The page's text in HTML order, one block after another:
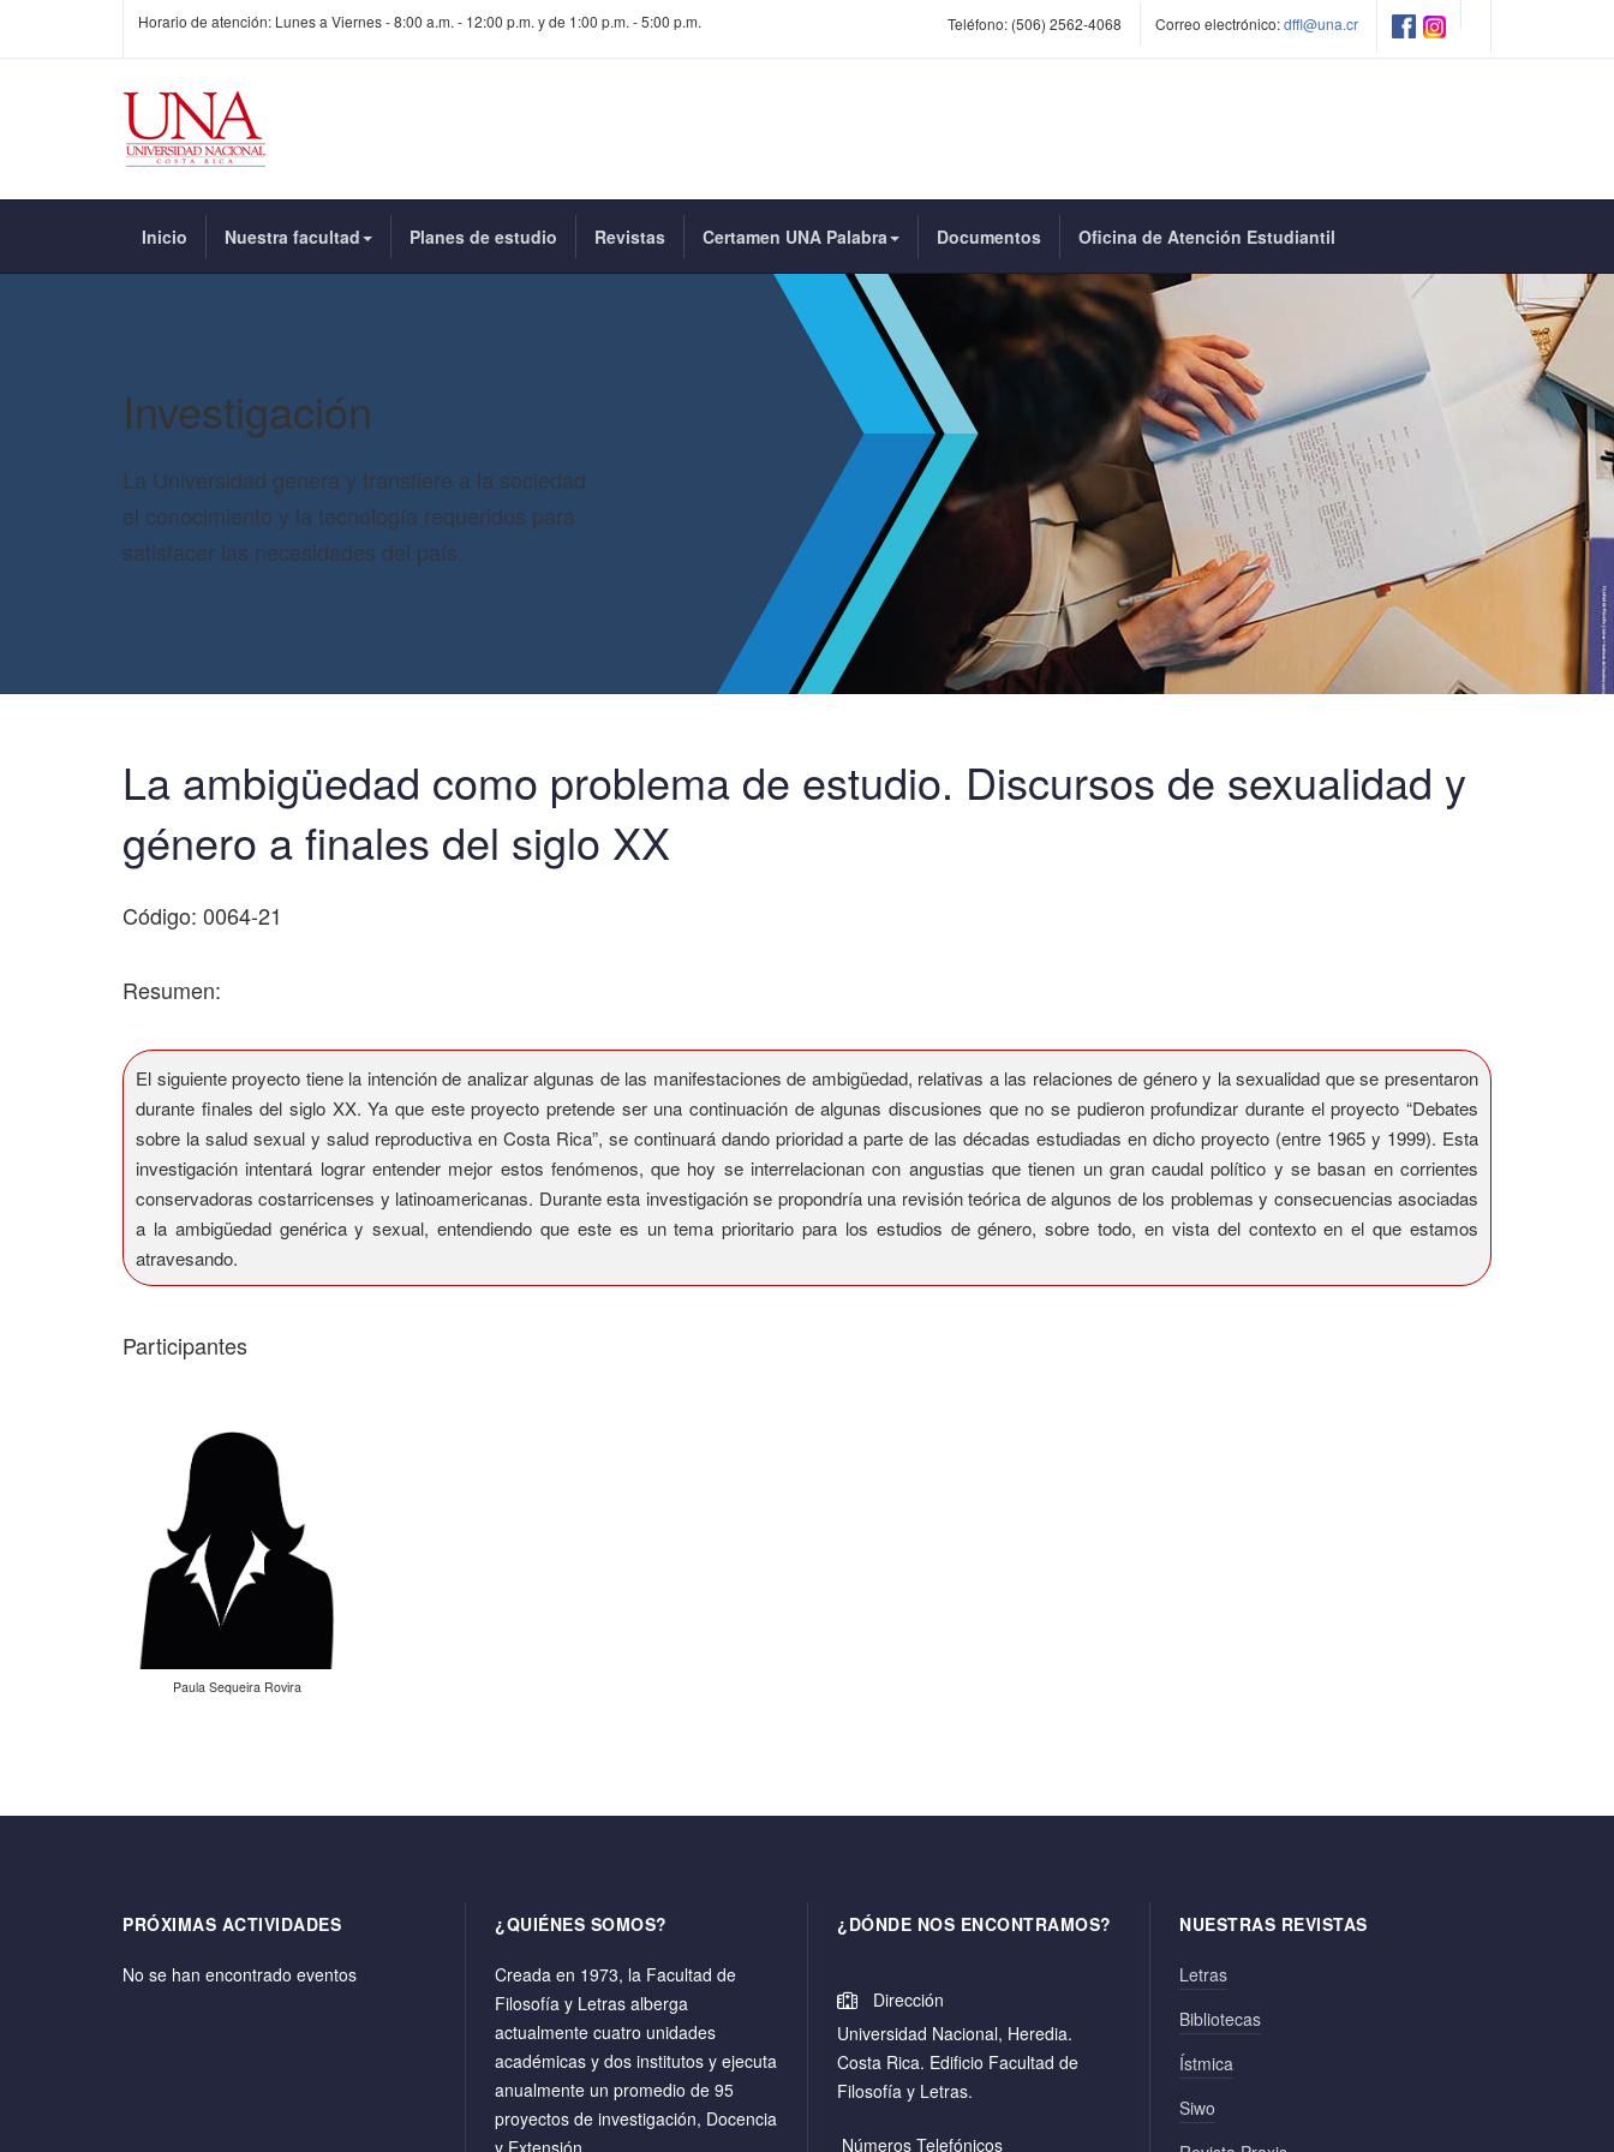
Horario de atención: Lunes a Viernes - 8:00 a.m. - 12:00 p.m. y de 1:00 p.m. - 5:00 p.m. Teléfono: (506) 2562-4068 Correo electrónico:dffl@una.cr
Inicio Nuestra facultad Planes de estudio Revistas Certamen UNA Palabra Documentos Oficina de Atención Estudiantil
Investigación
La Universidad genera y transfiere a la sociedad
el conocimiento y la tecnología requeridos para
satisfacer las necesidades del país.
La ambigüedad como problema de estudio. Discursos de sexualidad y
género a finales del siglo XX
Código: 0064-21
Resumen:
El siguiente proyecto tiene la intención de analizar algunas de las manifestaciones de ambigüedad, relativas a las relaciones de género y la sexualidad que se presentaron
durante finales del siglo XX. Ya que este proyecto pretende ser una continuación de algunas discusiones que no se pudieron profundizar durante el proyecto “Debates
sobre la salud sexual y salud reproductiva en Costa Rica”, se continuará dando prioridad a parte de las décadas estudiadas en dicho proyecto (entre 1965 y 1999). Esta
investigación intentará lograr entender mejor estos fenómenos, que hoy se interrelacionan con angustias que tienen un gran caudal político y se basan en corrientes
conservadoras costarricenses y latinoamericanas. Durante esta investigación se propondría una revisión teórica de algunos de los problemas y consecuencias asociadas
a la ambigüedad genérica y sexual, entendiendo que este es un tema prioritario para los estudios de género, sobre todo, en vista del contexto en el que estamos
atravesando.
Participantes
Paula Sequeira Rovira
PRÓXIMAS ACTIVIDADES
No se han encontrado eventos
¿QUIÉNES SOMOS?
Creada en 1973, la Facultad de
Filosofía y Letras alberga
actualmente cuatro unidades
académicas y dos institutos y ejecuta
anualmente un promedio de 95
proyectos de investigación, Docencia
¿DÓNDE NOS ENCONTRAMOS?
Dirección
Universidad Nacional, Heredia.
Costa Rica. Edificio Facultad de
Filosofía y Letras.
Números Telefónicos
NUESTRAS REVISTAS
Letras
Bibliotecas
Ístmica
Siwo